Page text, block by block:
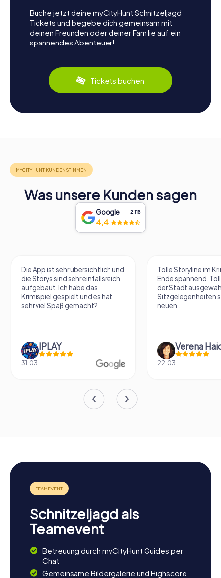
Buche jetzt deine myCityHunt Schnitzeljagd
Tickets und begebe dich gemeinsam mit
deinen Freunden oder deiner Familie auf ein
spannendes Abenteuer!
Tickets buchen
Was unsere Kunden sagen
Google 2.118
4,4
Die App ist sehr übersichtlich und
die Storys sind sehr einfallsreich
aufgebaut. Ich habe das
Krimispiel gespielt und es hat
sehr viel Spaß gemacht?
IPLAY
31.03.
Tolle Storyline im
Ende spannend.
der Stadt
Sitzgelegenheiten
neuen...
22.03.
Schnitzeljagd als
Teamevent
Betreuung durch myCityHunt Guides per
Chat
Gemeinsame Bildergalerie und Highscore